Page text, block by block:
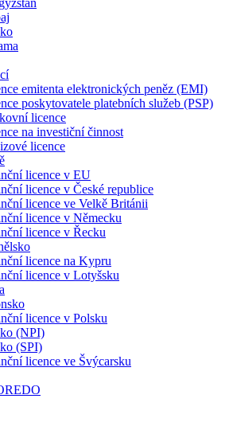
emitenta elektronických peněz (EMI)
poskytovatele platebních služeb (PSP)
licence
na investiční činnost
licence
licence v EU
licence v České republice
licence ve Velkě Británii
licence v Německu
licence v Řecku
licence na Kypru
licence v Lotyšsku
licence v Polsku
(NPI)
(SPI)
licence ve Švýcarsku